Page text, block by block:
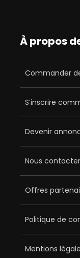
À propos
Commander
S’inscrire
Devenir
Nous contacter
Offres
Politique de
Mentions